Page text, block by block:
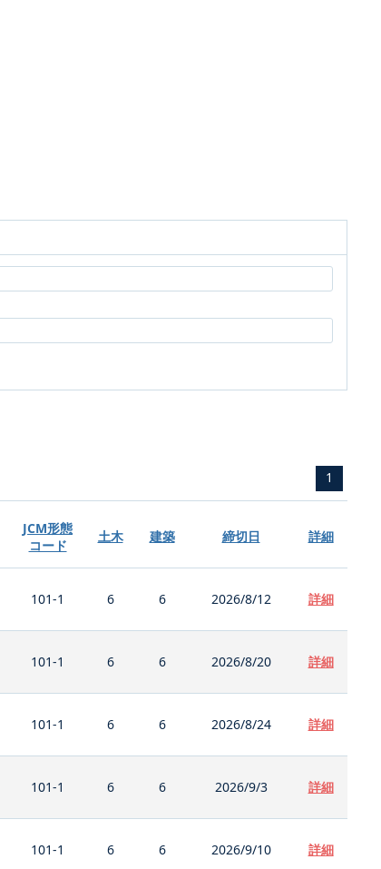
1
JCM形態
コード
土木 建築 締切日 詳細
101-1 6 6 2026/8/12 詳細
101-1 6 6 2026/8/20 詳細
101-1 6 6 2026/8/24 詳細
101-1 6 6 2026/9/3 詳細
101-1 6 6 2026/9/10 詳細